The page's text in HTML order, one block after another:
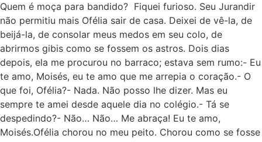
Quem é moça para bandido? Fiquei furioso. Seu Jurandir
não permitiu mais Ofélia sair de casa. Deixei de vê-la, de
beijá-la, de consolar meus medos em seu colo, de
abrirmos gibis como se fossem os astros. Dois dias
depois, ela me procurou no barraco; estava sem rumo:- Eu
te amo, Moisés, eu te amo que me arrepia o coração.- O
que foi, Ofélia?- Nada. Não posso lhe dizer. Mas eu
sempre te amei desde aquele dia no colégio.- Tá se
despedindo?- Não… Não… Me abraça! Eu te amo,
Moisés.Ofélia chorou no meu peito. Chorou como se fosse